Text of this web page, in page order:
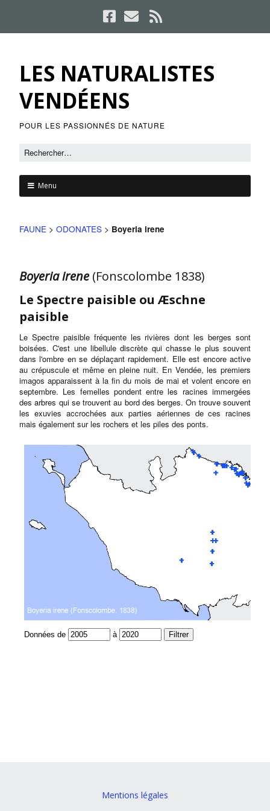
LES NATURALISTES
VENDÉENS
POUR LES PASSIONNÉS DE NATURE
Menu
FAUNE > ODONATES > Boyeria irene
Boyeria irene(Fonscolombe 1838)
Le Spectre paisible ou Æschne
paisible
Le Spectre paisible fréquente les rivières dont les berges sont
boisées. C'est une libellule discrète qui chasse le plus souvent
dans l'ombre en se déplaçant rapidement. Elle est encore active
au crépuscule et même en pleine nuit. En Vendée, les premiers
imagos apparaissent à la fin du mois de mai et volent encore en
septembre. Les femelles pondent entre les racines immergées
des arbres qui se trouvent au bord des berges. On trouve souvent
les exuvies accrochées aux parties aériennes de ces racines
mais également sur les rochers et les piles des ponts.
Mentions légales